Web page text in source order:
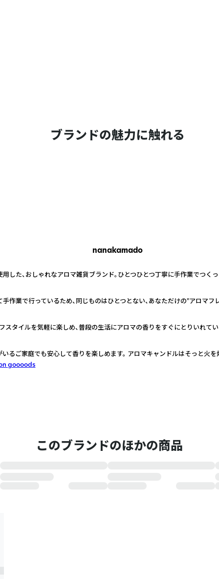
ブランドの魅力に触れる
nanakamado
した、おしゃれなアロマ雑貨ブランド。ひとつひとつ丁寧に手作業でつく
作業で行っているため、同じものはひとつとない、あなただけの"アロマフ
タイルを気軽に楽しめ、普段の生活にアロマの香りをすぐにとりいれてい
るご家庭でも安心して香りを楽しめます。 アロマキャンドルはそっと火
goooods
このブランドのほかの商品